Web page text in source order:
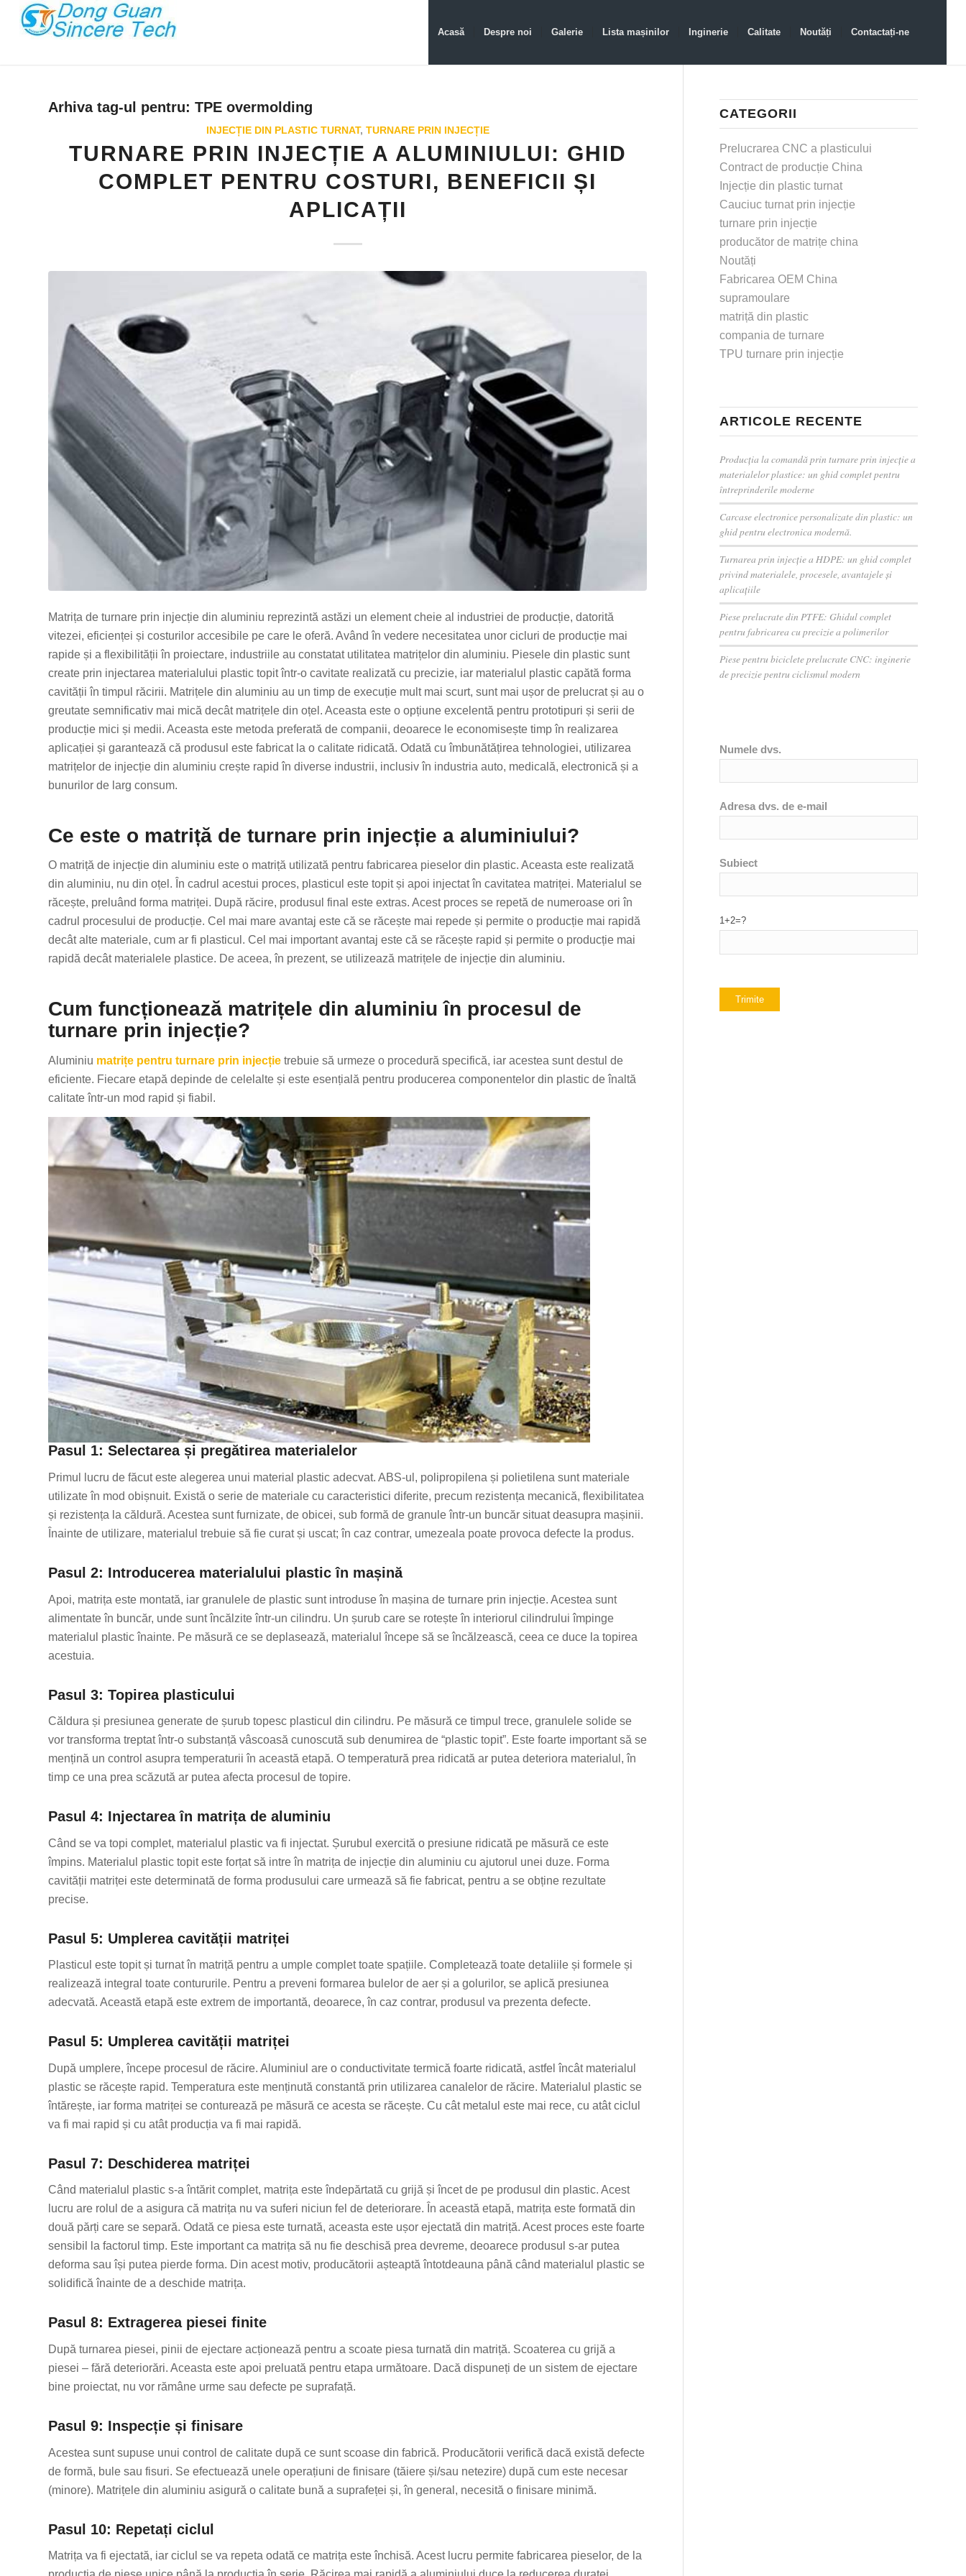
Acasă Despre noi Galerie Lista mașinilor Inginerie Calitate Noutăți Contactați-ne
Arhiva tag-ul pentru: TPE overmolding
INJECȚIE DIN PLASTIC TURNAT, TURNARE PRIN INJECȚIE
TURNARE PRIN INJECȚIE A ALUMINIULUI: GHID
COMPLET PENTRU COSTURI, BENEFICII ȘI
APLICAȚII
Matrița de turnare prin injecție din aluminiu reprezintă astăzi un element cheie al industriei de producție, datorită
vitezei, eficienței și costurilor accesibile pe care le oferă. Având în vedere necesitatea unor cicluri de producție mai
rapide și a flexibilității în proiectare, industriile au constatat utilitatea matrițelor din aluminiu. Piesele din plastic sunt
create prin injectarea materialului plastic topit într-o cavitate realizată cu precizie, iar materialul plastic capătă forma
cavității în timpul răcirii. Matrițele din aluminiu au un timp de execuție mult mai scurt, sunt mai ușor de prelucrat și au o
greutate semnificativ mai mică decât matrițele din oțel. Aceasta este o opțiune excelentă pentru prototipuri și serii de
producție mici și medii. Aceasta este metoda preferată de companii, deoarece le economisește timp în realizarea
aplicației și garantează că produsul este fabricat la o calitate ridicată. Odată cu îmbunătățirea tehnologiei, utilizarea
matrițelor de injecție din aluminiu crește rapid în diverse industrii, inclusiv în industria auto, medicală, electronică și a
bunurilor de larg consum.
Ce este o matriță de turnare prin injecție a aluminiului?
O matriță de injecție din aluminiu este o matriță utilizată pentru fabricarea pieselor din plastic. Aceasta este realizată
din aluminiu, nu din oțel. În cadrul acestui proces, plasticul este topit și apoi injectat în cavitatea matriței. Materialul se
răcește, preluând forma matriței. După răcire, produsul final este extras. Acest proces se repetă de numeroase ori în
cadrul procesului de producție. Cel mai mare avantaj este că se răcește mai repede și permite o producție mai rapidă
decât alte materiale, cum ar fi plasticul. Cel mai important avantaj este că se răcește rapid și permite o producție mai
rapidă decât materialele plastice. De aceea, în prezent, se utilizează matrițele de injecție din aluminiu.
Cum funcționează matrițele din aluminiu în procesul de
turnare prin injecție?
Aluminiu matrițe pentru turnare prin injecție trebuie să urmeze o procedură specifică, iar acestea sunt destul de
eficiente. Fiecare etapă depinde de celelalte și este esențială pentru producerea componentelor din plastic de înaltă
calitate într-un mod rapid și fiabil.
Pasul 1: Selectarea și pregătirea materialelor
Primul lucru de făcut este alegerea unui material plastic adecvat. ABS-ul, polipropilena și polietilena sunt materiale
utilizate în mod obișnuit. Există o serie de materiale cu caracteristici diferite, precum rezistența mecanică, flexibilitatea
și rezistența la căldură. Acestea sunt furnizate, de obicei, sub formă de granule într-un buncăr situat deasupra mașinii.
Înainte de utilizare, materialul trebuie să fie curat și uscat; în caz contrar, umezeala poate provoca defecte la produs.
Pasul 2: Introducerea materialului plastic în mașină
Apoi, matrița este montată, iar granulele de plastic sunt introduse în mașina de turnare prin injecție. Acestea sunt
alimentate în buncăr, unde sunt încălzite într-un cilindru. Un șurub care se rotește în interiorul cilindrului împinge
materialul plastic înainte. Pe măsură ce se deplasează, materialul începe să se încălzească, ceea ce duce la topirea
acestuia.
Pasul 3: Topirea plasticului
Căldura și presiunea generate de șurub topesc plasticul din cilindru. Pe măsură ce timpul trece, granulele solide se
vor transforma treptat într-o substanță vâscoasă cunoscută sub denumirea de “plastic topit”. Este foarte important să se
mențină un control asupra temperaturii în această etapă. O temperatură prea ridicată ar putea deteriora materialul, în
timp ce una prea scăzută ar putea afecta procesul de topire.
Pasul 4: Injectarea în matrița de aluminiu
Când se va topi complet, materialul plastic va fi injectat. Șurubul exercită o presiune ridicată pe măsură ce este
împins. Materialul plastic topit este forțat să intre în matrița de injecție din aluminiu cu ajutorul unei duze. Forma
cavității matriței este determinată de forma produsului care urmează să fie fabricat, pentru a se obține rezultate
precise.
Pasul 5: Umplerea cavității matriței
Plasticul este topit și turnat în matriță pentru a umple complet toate spațiile. Completează toate detaliile și formele și
realizează integral toate contururile. Pentru a preveni formarea bulelor de aer și a golurilor, se aplică presiunea
adecvată. Această etapă este extrem de importantă, deoarece, în caz contrar, produsul va prezenta defecte.
Pasul 5: Umplerea cavității matriței
După umplere, începe procesul de răcire. Aluminiul are o conductivitate termică foarte ridicată, astfel încât materialul
plastic se răcește rapid. Temperatura este menținută constantă prin utilizarea canalelor de răcire. Materialul plastic se
întărește, iar forma matriței se conturează pe măsură ce acesta se răcește. Cu cât metalul este mai rece, cu atât ciclul
va fi mai rapid și cu atât producția va fi mai rapidă.
Pasul 7: Deschiderea matriței
Când materialul plastic s-a întărit complet, matrița este îndepărtată cu grijă și încet de pe produsul din plastic. Acest
lucru are rolul de a asigura că matrița nu va suferi niciun fel de deteriorare. În această etapă, matrița este formată din
două părți care se separă. Odată ce piesa este turnată, aceasta este ușor ejectată din matriță. Acest proces este foarte
sensibil la factorul timp. Este important ca matrița să nu fie deschisă prea devreme, deoarece produsul s-ar putea
deforma sau își putea pierde forma. Din acest motiv, producătorii așteaptă întotdeauna până când materialul plastic se
solidifică înainte de a deschide matrița.
Pasul 8: Extragerea piesei finite
După turnarea piesei, pinii de ejectare acționează pentru a scoate piesa turnată din matriță. Scoaterea cu grijă a
piesei – fără deteriorări. Aceasta este apoi preluată pentru etapa următoare. Dacă dispuneți de un sistem de ejectare
bine proiectat, nu vor rămâne urme sau defecte pe suprafață.
Pasul 9: Inspecție și finisare
Acestea sunt supuse unui control de calitate după ce sunt scoase din fabrică. Producătorii verifică dacă există defecte
de formă, bule sau fisuri. Se efectuează unele operațiuni de finisare (tăiere și/sau netezire) după cum este necesar
(minore). Matrițele din aluminiu asigură o calitate bună a suprafeței și, în general, necesită o finisare minimă.
Pasul 10: Repetați ciclul
Matrița va fi ejectată, iar ciclul se va repeta odată ce matrița este închisă. Acest lucru permite fabricarea pieselor, de la
CATEGORII
Prelucrarea CNC a plasticului
Contract de producție China
Injecție din plastic turnat
Cauciuc turnat prin injecție
turnare prin injecție
producător de matrițe china
Noutăți
Fabricarea OEM China
supramoulare
matriță din plastic
compania de turnare
TPU turnare prin injecție
ARTICOLE RECENTE
Producția la comandă prin turnare prin injecție a
materialelor plastice: un ghid complet pentru
întreprinderile moderne
Carcase electronice personalizate din plastic: un
ghid pentru electronica modernă.
Turnarea prin injecție a HDPE: un ghid complet
privind materialele, procesele, avantajele și
aplicațiile
Piese prelucrate din PTFE: Ghidul complet
pentru fabricarea cu precizie a polimerilor
Piese pentru biciclete prelucrate CNC: inginerie
de precizie pentru ciclismul modern
Numele dvs.
Adresa dvs. de e-mail
Subiect
1+2=?